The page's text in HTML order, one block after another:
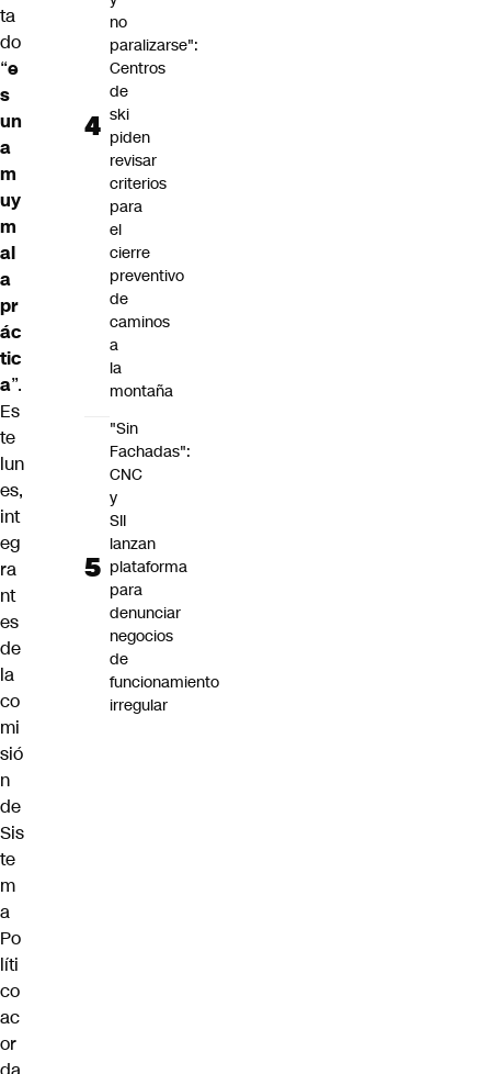
ta
do
“e
s
un
a
m
uy
m
al
a
pr
ác
tic
a”.
Es
te
lun
es,
int
eg
ra
nt
es
de
la
co
mi
sió
n
de
Sis
te
m
a
Po
líti
co
ac
or
no
paralizarse":
Centros
de
ski
piden
revisar
criterios
para
el
cierre
preventivo
de
caminos
a
la
montaña
"Sin
Fachadas":
CNC
y
SII
lanzan
plataforma
para
denunciar
negocios
de
funcionamiento
irregular